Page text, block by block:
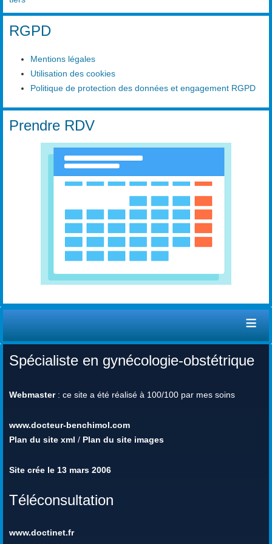
RGPD
Mentions légales
Utilisation des cookies
Politique de protection des données et engagement RGPD
Prendre RDV
≡
Spécialiste en gynécologie-obstétrique
Webmaster: ce site a été réalisé à 100/100 par mes soins
www.docteur-benchimol.com
Plan du site xml / Plan du site images
Site crée le 13 mars 2006
Téléconsultation
www.doctinet.fr